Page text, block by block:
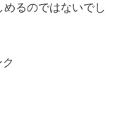
るのではないでし